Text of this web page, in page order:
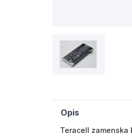
Opis
Teracell